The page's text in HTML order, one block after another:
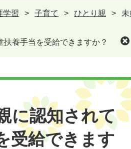
学習 > 子育て > ひとり親 >
養手当を受給できますか？
に認知されて
受給できます